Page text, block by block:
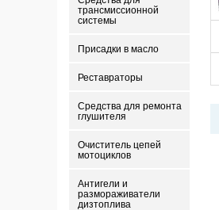
трансмиссионной
системы
Присадки в масло
Реставраторы
Средства для ремонта
глушителя
Очиститель цепей
мотоциклов
Антигели и
размораживатели
дизтоплива